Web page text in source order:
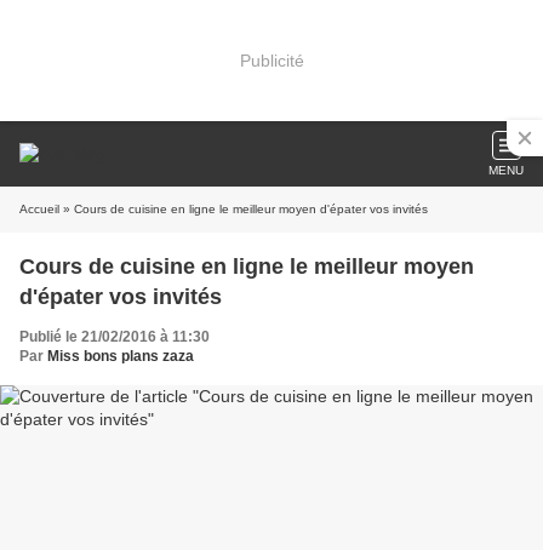
Publicité
MENU
Accueil » Cours de cuisine en ligne le meilleur moyen d'épater vos invités
Cours de cuisine en ligne le meilleur moyen
d'épater vos invités
Publié le 21/02/2016 à 11:30
Par Miss bons plans zaza